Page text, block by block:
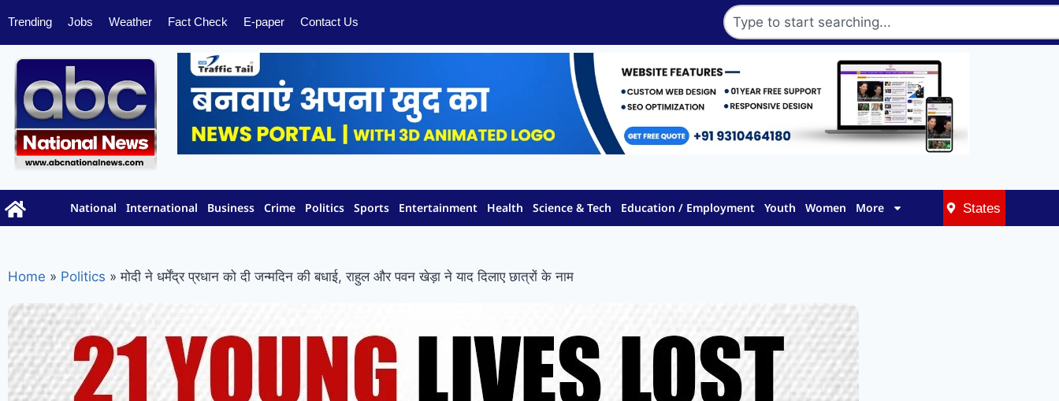
Trending Jobs Weather Fact Check E-paper Contact Us
National International Business Crime Politics Sports Entertainment Health Science & Tech Education / Employment Youth Women More States
Home » Politics » मोदी ने धर्मेंद्र प्रधान को दी जन्मदिन की बधाई, राहुल और पवन खेड़ा ने याद दिलाए छात्रों के नाम